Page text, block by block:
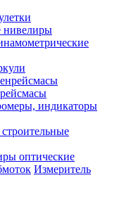
нивелиры
индикаторы
оптические
Измеритель